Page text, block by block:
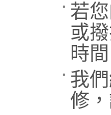
若
或
時
我
修